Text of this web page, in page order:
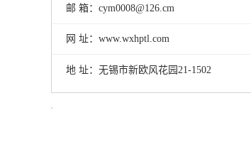
邮 箱：cym0008@126.cm
网 址：www.wxhptl.com
地 址：无锡市新欧风花园21-1502